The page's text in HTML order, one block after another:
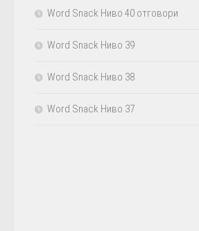
Word Snack Ниво 40 отговори
Word Snack Ниво 39
Word Snack Ниво 38
Word Snack Ниво 37